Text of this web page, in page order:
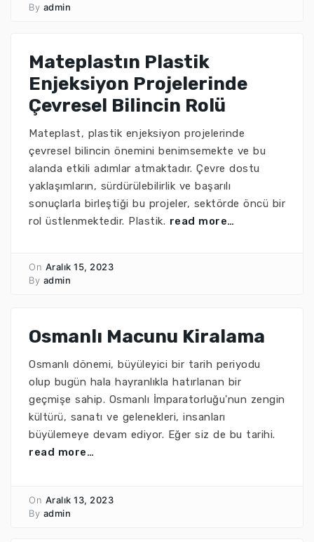
By admin
Mateplastın Plastik
Enjeksiyon Projelerinde
Çevresel Bilincin Rolü
Mateplast, plastik enjeksiyon projelerinde
çevresel bilincin önemini benimsemekte ve bu
alanda etkili adımlar atmaktadır. Çevre dostu
yaklaşımların, sürdürülebilirlik ve başarılı
sonuçlarla birleştiği bu projeler, sektörde öncü bir
rol üstlenmektedir. Plastik. read more…
On Aralık 15, 2023
By admin
Osmanlı Macunu Kiralama
Osmanlı dönemi, büyüleyici bir tarih periyodu
olup bugün hala hayranlıkla hatırlanan bir
geçmişe sahip. Osmanlı İmparatorluğu'nun zengin
kültürü, sanatı ve gelenekleri, insanları
büyülemeye devam ediyor. Eğer siz de bu tarihi.
read more…
On Aralık 13, 2023
By admin